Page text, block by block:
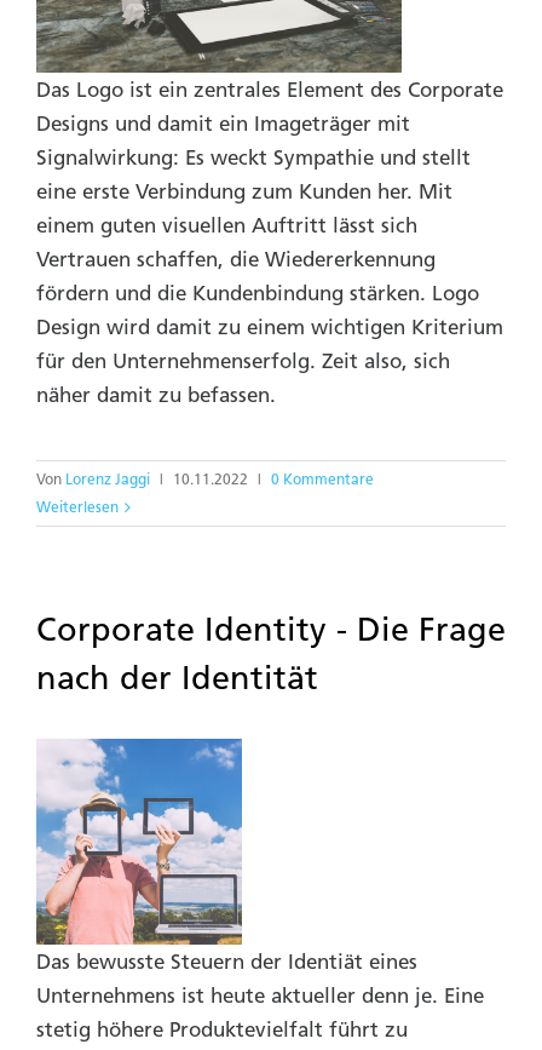
Das Logo ist ein zentrales Element des Corporate
Designs und damit ein Imageträger mit
Signalwirkung: Es weckt Sympathie und stellt
eine erste Verbindung zum Kunden her. Mit
einem guten visuellen Auftritt lässt sich
Vertrauen schaffen, die Wiedererkennung
fördern und die Kundenbindung stärken. Logo
Design wird damit zu einem wichtigen Kriterium
für den Unternehmenserfolg. Zeit also, sich
näher damit zu befassen.
Von Lorenz Jaggi 10.11.2022
0 Kommentare
Weiterlesen
Corporate Identity - Die Frage
nach der Identität
Das bewusste Steuern der Identiät eines
Unternehmens ist heute aktueller denn je. Eine
stetig höhere Produktevielfalt führt zu